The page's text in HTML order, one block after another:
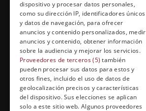
Política de Cookies
FORMACIÓN Y ENTRETENIMIENTO
Formación abierta
Cuídate con Grupo Esneca
Entrevistas profesionales
dispositivo y procesar datos personales,
como su dirección IP, identificadores únicos
y datos de navegación, para ofrecer
anuncios y contenido personalizados, medir
anuncios y contenido, obtener información
sobre la audiencia y mejorar los servicios.
Proveedores de terceros (5) también
pueden procesar sus datos para estos y
otros fines, incluido el uso de datos de
geolocalización precisos y características
del dispositivo. Sus elecciones se aplican
solo a este sitio web. Algunos proveedores